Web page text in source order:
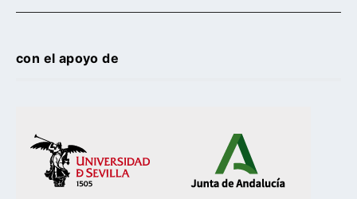
con el apoyo de